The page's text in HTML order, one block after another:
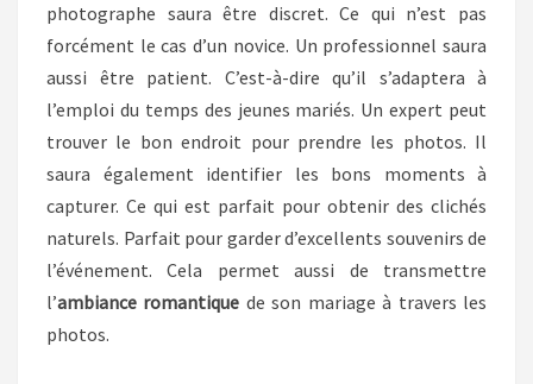
photographe saura être discret. Ce qui n’est pas
forcément le cas d’un novice. Un professionnel saura
aussi être patient. C’est-à-dire qu’il s’adaptera à
l’emploi du temps des jeunes mariés. Un expert peut
trouver le bon endroit pour prendre les photos. Il
saura également identifier les bons moments à
capturer. Ce qui est parfait pour obtenir des clichés
naturels. Parfait pour garder d’excellents souvenirs de
l’événement. Cela permet aussi de transmettre
l’ambiance romantique de son mariage à travers les
photos.